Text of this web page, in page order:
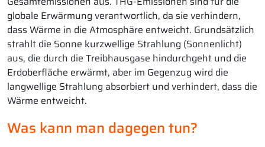
globale Erwärmung verantwortlich, da sie verhindern,
dass Wärme in die Atmosphäre entweicht. Grundsätzlich
strahlt die Sonne kurzwellige Strahlung (Sonnenlicht)
aus, die durch die Treibhausgase hindurchgeht und die
Erdoberfläche erwärmt, aber im Gegenzug wird die
langwellige Strahlung absorbiert und verhindert, dass die
Wärme entweicht.
Was kann man dagegen tun?